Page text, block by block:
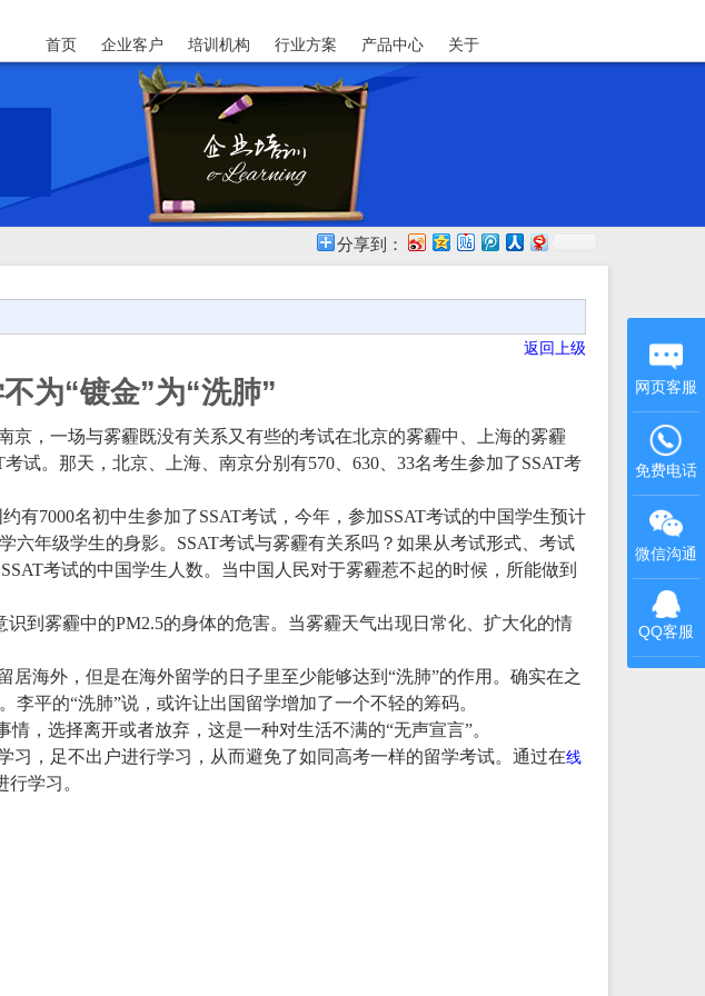
首页 企业客户 培训机构 行业方案 产品中心 关于
分享到：
返回上级
为“镀金”为“洗肺”
京，一场与雾霾既没有关系又有些的考试在北京的雾霾中、上海的雾霾
试。那天，北京、上海、南京分别有570、630、33名考生参加了SSAT考
有7000名初中生参加了SSAT考试，今年，参加SSAT考试的中国学生预计
六年级学生的身影。SSAT考试与雾霾有关系吗？如果从考试形式、考试
考试的中国学生人数。当中国人民对于雾霾惹不起的时候，所能做到
到雾霾中的PM2.5的身体的危害。当雾霾天气出现日常化、扩大化的情
海外，但是在海外留学的日子里至少能够达到“洗肺”的作用。确实在之
平的“洗肺”说，或许让出国留学增加了一个不轻的筹码。
，选择离开或者放弃，这是一种对生活不满的“无声宣言”。
习，足不出户进行学习，从而避免了如同高考一样的留学考试。通过在线
学习。
网页客服
免费电话
微信沟通
QQ客服